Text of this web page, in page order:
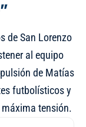
de San Lorenzo
al equipo
de Matías
futbolísticos y
tensión.